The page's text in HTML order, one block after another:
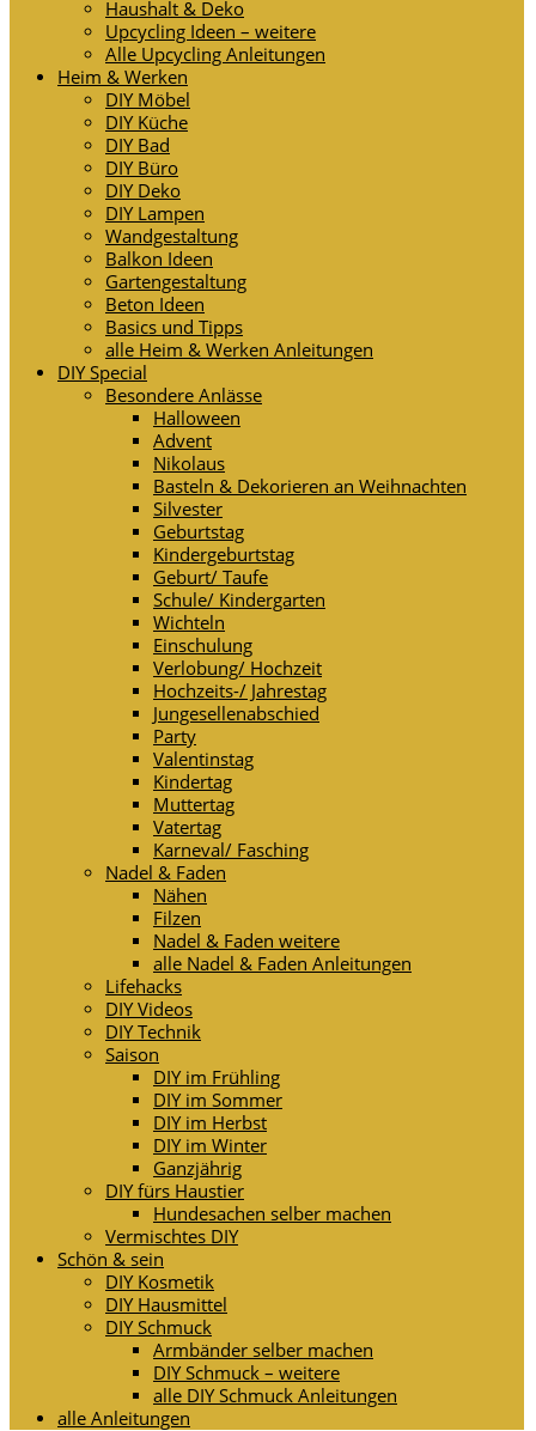
Haushalt & Deko
Upcycling Ideen – weitere
Alle Upcycling Anleitungen
Heim & Werken
DIY Möbel
DIY Küche
DIY Bad
DIY Büro
DIY Deko
DIY Lampen
Wandgestaltung
Balkon Ideen
Gartengestaltung
Beton Ideen
Basics und Tipps
alle Heim & Werken Anleitungen
DIY Special
Besondere Anlässe
Halloween
Advent
Nikolaus
Basteln & Dekorieren an Weihnachten
Silvester
Geburtstag
Kindergeburtstag
Geburt/ Taufe
Schule/ Kindergarten
Wichteln
Einschulung
Verlobung/ Hochzeit
Hochzeits-/ Jahrestag
Jungesellenabschied
Party
Valentinstag
Kindertag
Muttertag
Vatertag
Karneval/ Fasching
Nadel & Faden
Nähen
Filzen
Nadel & Faden weitere
alle Nadel & Faden Anleitungen
Lifehacks
DIY Videos
DIY Technik
Saison
DIY im Frühling
DIY im Sommer
DIY im Herbst
DIY im Winter
Ganzjährig
DIY fürs Haustier
Hundesachen selber machen
Vermischtes DIY
Schön & sein
DIY Kosmetik
DIY Hausmittel
DIY Schmuck
Armbänder selber machen
DIY Schmuck – weitere
alle DIY Schmuck Anleitungen
alle Anleitungen